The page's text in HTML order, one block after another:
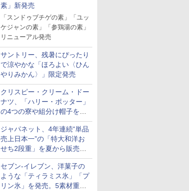
素」新発売
「スンドゥブチゲの素」「ユッ
ケジャンの素」「参鶏湯の素」
リニューアル発売
サントリー、残暑にぴったり
で涼やかな「ほろよい〈ひん
やりみかん〉」限定発売
クリスピー・クリーム・ドー
ナツ、「ハリー・ポッター」
の4つの寮や組分け帽子をイ
メージしたドーナツなど発売
ジャパネット、4年連続“単品
売上日本一”の「特大和洋お
せち2段重」を夏から販売。
73品・年越しそば付き
セブン-イレブン、洋菓子の
ような「ティラミス氷」「プ
リン氷」を発売。5素材重ね